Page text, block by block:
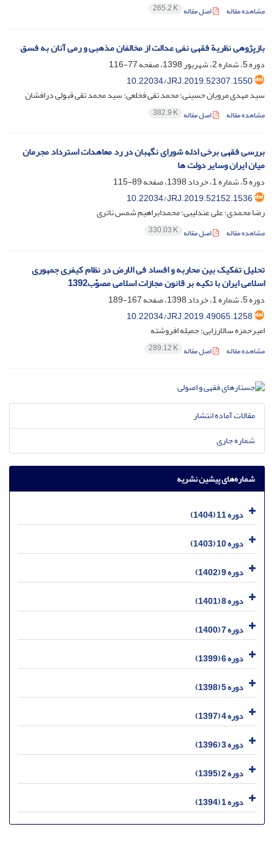
مشاهده مقاله اصل مقاله 265.2 K
بازپژوهی نظریة فقهی نفی عدالت از مخالفان مذهبی و رمی آنان به فسق
دوره 5، شماره 2، شهریور 1398، صفحه
77-116
10.22034/JRJ.2019.52307.1550
سید مهدی مرویان حسینی؛ محمد تقی فخلعی؛ سید محمد تقی قبولی درافشان
مشاهده مقاله اصل مقاله 382.9 K
بررسی فقهی برخی ادله شورای نگهبان در رد معاهدات استرداد مجرمان
میان ایران وسایر دولت ها
دوره 5، شماره 1، خرداد 1398، صفحه
89-115
10.22034/JRJ.2019.52152.1536
رضا محمدی؛ علی عندلیبی؛ محمدابراهیم شمس ناتری
مشاهده مقاله اصل مقاله 330.03 K
تحلیل تفکیک بین محاربه و افساد فی الارض در نظام کیفری جمهوری
اسلامی ایران با تکیه بر قانون مجازات اسلامی مصوّب1392
دوره 5، شماره 1، خرداد 1398، صفحه
167-189
10.22034/JRJ.2019.49065.1258
امیرحمزه سالارزایی؛ جمیله افروشته
مشاهده مقاله اصل مقاله 289.12 K
مقالات آماده انتشار
شماره جاری
شماره‌های پیشین نشریه
دوره 11 (1404)
دوره 10 (1403)
دوره 9 (1402)
دوره 8 (1401)
دوره 7 (1400)
دوره 6 (1399)
دوره 5 (1398)
دوره 4 (1397)
دوره 3 (1396)
دوره 2 (1395)
دوره 1 (1394)